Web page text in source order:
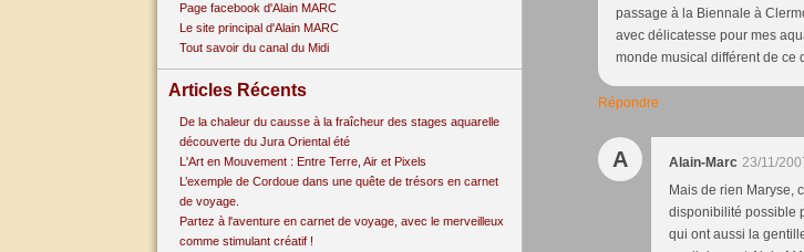
Page facebook d'Alain MARC
Le site principal d'Alain MARC
Tout savoir du canal du Midi
Articles Récents
De la chaleur du causse à la fraîcheur des stages aquarelle
découverte du Jura Oriental été
L'Art en Mouvement : Entre Terre, Air et Pixels
L’exemple de Cordoue dans une quête de trésors en carnet
de voyage.
Partez à l'aventure en carnet de voyage, avec le merveilleux
comme stimulant créatif !
passage à la Biennale à
avec délicatesse pour mes
monde musical différent de ce
Répondre
A Alain-Marc 23/11/
Mais de rien Maryse,
disponibilité possible
qui ont aussi la